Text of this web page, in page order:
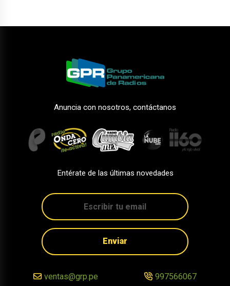
Anuncia con nosotros, contáctanos
Entérate de las últimas novedades
Enviar
ventas@grp.pe 997566067